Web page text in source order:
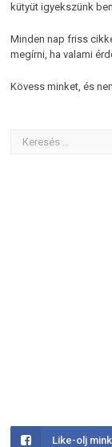
kütyüt igyekszünk
Minden nap friss
megírni, ha valami
Kövess minket, és
Like-olj